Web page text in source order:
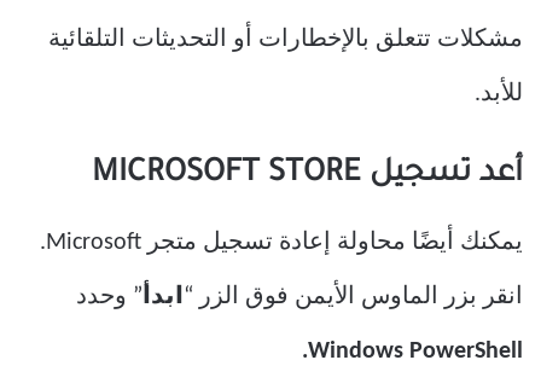
مشكلات تتعلق بالإخطارات أو التحديثات التلقائية
للأبد.
أعد تسجيل MICROSOFT STORE
يمكنك أيضًا محاولة إعادة تسجيل متجر Microsoft.
انقر بزر الماوس الأيمن فوق الزر “ابدأ” وحدد
Windows PowerShell.